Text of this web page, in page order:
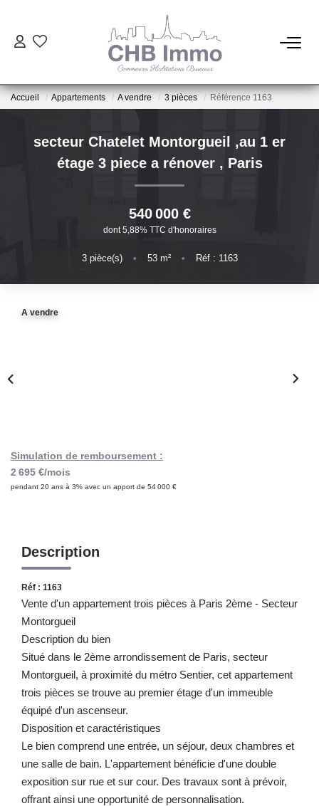
ESTIMATION
CESSIONS DE FONDS
NOTRE AGENCE
Accueil Appartements A vendre 3 pièces Référence 1163
secteur Chatelet Montorgueil ,au 1 er
étage 3 piece a rénover , Paris
540 000 €
dont 5,88% TTC d'honoraires
3pièce(s) • 53m² • Réf : 1163
A vendre
Simulation de remboursement :
2 695 €/mois
pendant 20 ans à 3% avec un apport de 54 000 €
Description
Réf : 1163
Vente d'un appartement trois pièces à Paris 2ème - Secteur
Montorgueil
Description du bien
Situé dans le 2ème arrondissement de Paris, secteur
Montorgueil, à proximité du métro Sentier, cet appartement
trois pièces se trouve au premier étage d'un immeuble
équipé d'un ascenseur.
Disposition et caractéristiques
Le bien comprend une entrée, un séjour, deux chambres et
une salle de bain. L'appartement bénéficie d'une double
exposition sur rue et sur cour. Des travaux sont à prévoir,
offrant ainsi une opportunité de personnalisation.